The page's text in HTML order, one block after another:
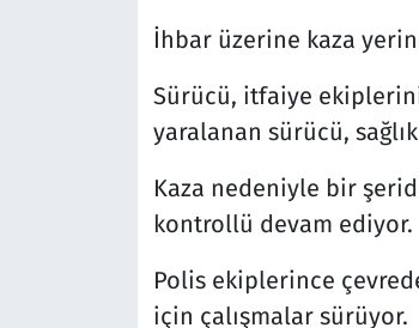
İhbar üzerine kaza
Sürücü, itfaiye
yaralanan sürücü,
Kaza nedeniyle bir
kontrollü devam ediyor.
Polis ekiplerince
için çalışmalar sürüyor.